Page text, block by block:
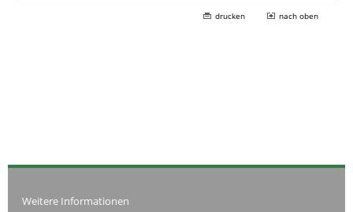
drucken nach oben
Weitere Informationen